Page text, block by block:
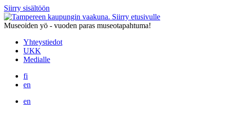
Siirry sisältöön
Siirry etusivulle
Museoiden yö - vuoden paras museotapahtuma!
Yhteystiedot
UKK
Medialle
fi
en
en